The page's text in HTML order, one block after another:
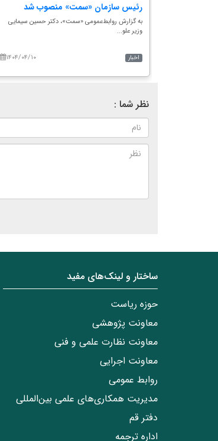
رئیس سازمان «سمت» منصوب شد
به گزارش روابط‌عمومی «سمت»، دکتر حسین سیمایی
وزیر علو...
۱۴۰۴/۰۴/۱۰ اخبار
نظر شما :
ساختار‌‌ و‌‌ لینک‌های مفید
حوزه ریاست
معاونت پژوهشی
معاونت نظارت علمی و فنی
معاونت اجرایی
روابط عمومی
مدیریت همکاری‌های علمی بین‌المللی
دفتر قم
اداره ترجمه